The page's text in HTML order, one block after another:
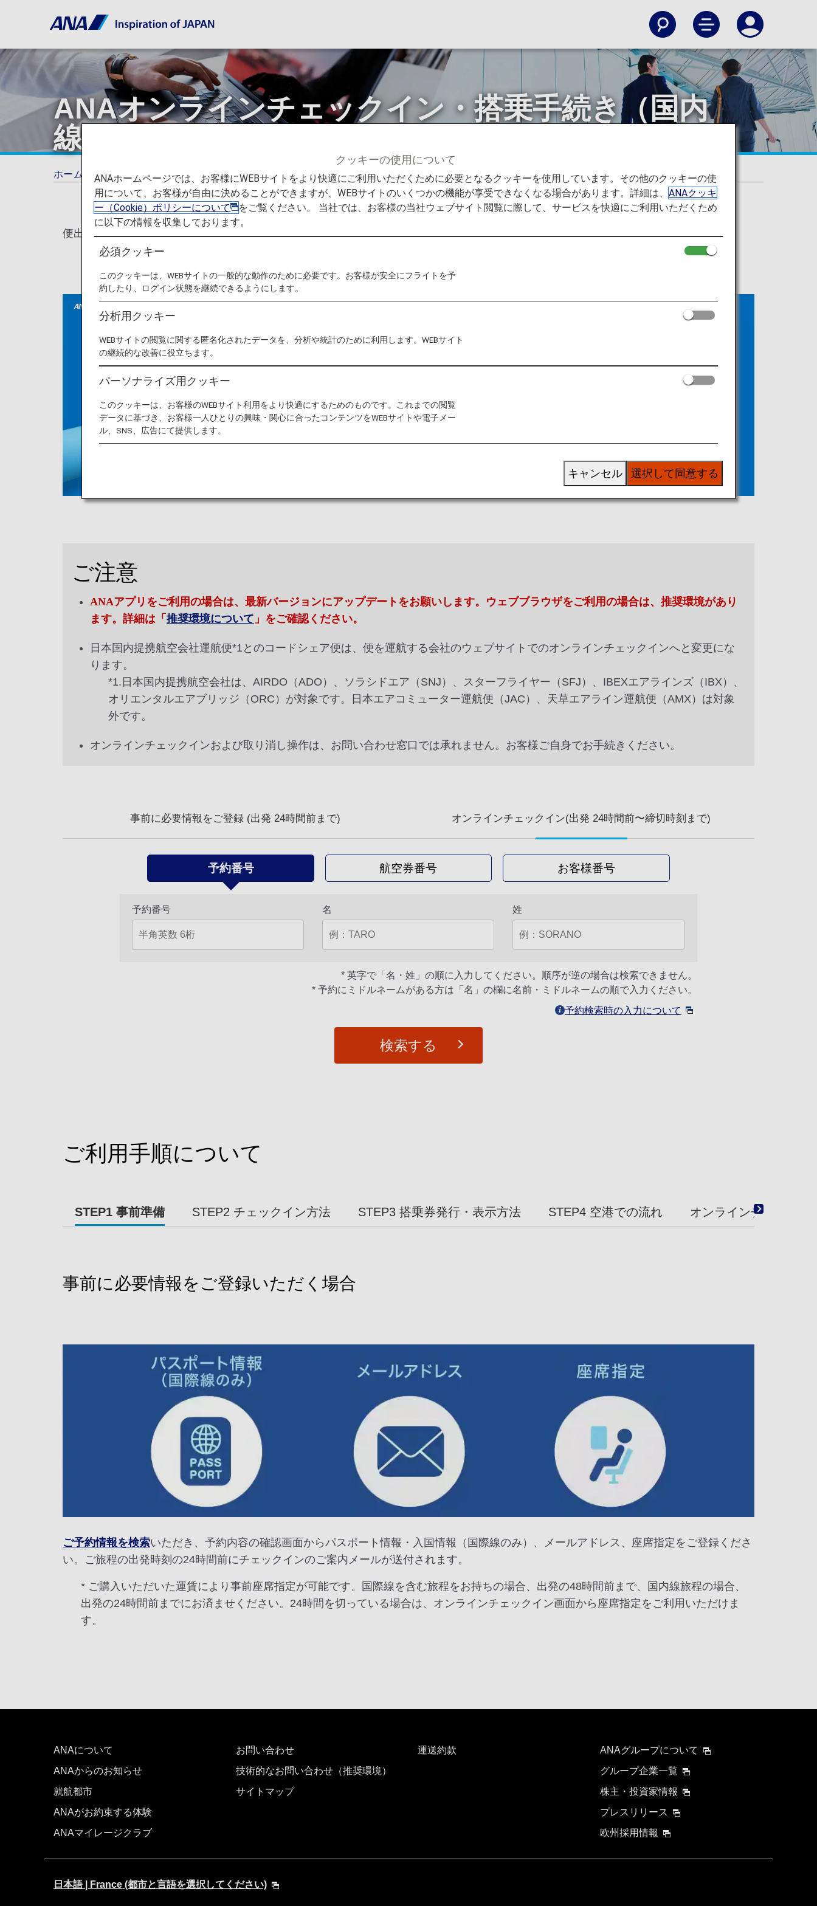
ANAオンラインチェックイン・搭乗手続き（国内
線・国際線）
ホーム ご利用ガイド ANAオンラインチェックイン・搭乗手続き（国内線・国際線）
便出発の24時間前から、搭乗手続きと搭乗券発行ができるサービスです。
ご注意
ANAアプリをご利用の場合は、最新バージョンにアップデートをお願いします。ウェブブラウザをご利用の場合は、推奨環境があり
ます。詳細は「 推奨環境について 」をご確認ください。
日本国内提携航空会社運航便*1とのコードシェア便は、便を運航する会社のウェブサイトでのオンラインチェックインへと変更にな
ります。
*1.日本国内提携航空会社は、AIRDO（ADO）、ソラシドエア（SNJ）、スターフライヤー（SFJ）、IBEXエアラインズ（IBX）、
オリエンタルエアブリッジ（ORC）が対象です。日本エアコミューター運航便（JAC）、天草エアライン運航便（AMX）は対象
外です。
オンラインチェックインおよび取り消し操作は、お問い合わせ窓口では承れません。お客様ご自身でお手続きください。
事前に必要情報をご登録 (出発 24時間前まで) オンラインチェックイン(出発 24時間前〜締切時刻まで)
予約番号 航空券番号 お客様番号
予約番号 名 姓
英字で「名・姓」の順に入力してください。順序が逆の場合は検索できません。
予約にミドルネームがある方は「名」の欄に名前・ミドルネームの順で入力ください。
予約検索時の入力について
検索する
ご利用手順について
STEP1 事前準備 STEP2 チェックイン方法 STEP3 搭乗券発行・表示方法 STEP4 空港での流れ オンラインチェックイ
事前に必要情報をご登録いただく場合
ご予約情報を検索いただき、予約内容の確認画面からパスポート情報・入国情報（国際線のみ）、メールアドレス、座席指定をご登録くださ
い。ご旅程の出発時刻の24時間前にチェックインのご案内メールが送付されます。
* ご購入いただいた運賃により事前座席指定が可能です。国際線を含む旅程をお持ちの場合、出発の48時間前まで、国内線旅程の場合、
出発の24時間前までにお済ませください。24時間を切っている場合は、オンラインチェックイン画面から座席指定をご利用いただけま
す。
ANAについて
ANAからのお知らせ
就航都市
ANAがお約束する体験
ANAマイレージクラブ
お問い合わせ
技術的なお問い合わせ（推奨環境）
サイトマップ
運送約款
ANAグループについて
グループ企業一覧
株主・投資家情報
プレスリリース
欧州採用情報
日本語 | France (都市と言語を選択してください)
クッキーの使用について
ANAホームページでは、お客様にWEBサイトをより快適にご利用いただくために必要となるクッキーを使用しています。その他のクッキーの使
用について、お客様が自由に決めることができますが、WEBサイトのいくつかの機能が享受できなくなる場合があります。詳細は、ANAクッキ
ー（Cookie）ポリシーについて
をご覧ください。 当社では、お客様の当社ウェブサイト閲覧に際して、サービスを快適にご利用いただくため
に以下の情報を収集しております。
必須クッキー
このクッキーは、WEBサイトの一般的な動作のために必要です。お客様が安全にフライトを予
約したり、ログイン状態を継続できるようにします。
分析用クッキー
WEBサイトの閲覧に関する匿名化されたデータを、分析や統計のために利用します。WEBサイト
の継続的な改善に役立ちます。
パーソナライズ用クッキー
このクッキーは、お客様のWEBサイト利用をより快適にするためのものです。これまでの閲覧
データに基づき、お客様一人ひとりの興味・関心に合ったコンテンツをWEBサイトや電子メー
ル、SNS、広告にて提供します。
選択して同意する
キャンセル